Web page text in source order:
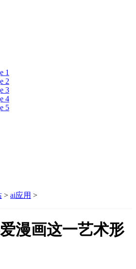
1
2
3
4
5
> ai应用 >
漫画这一艺术形